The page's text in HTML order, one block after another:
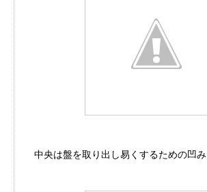
中央は盤を取り出し易くするための凹み